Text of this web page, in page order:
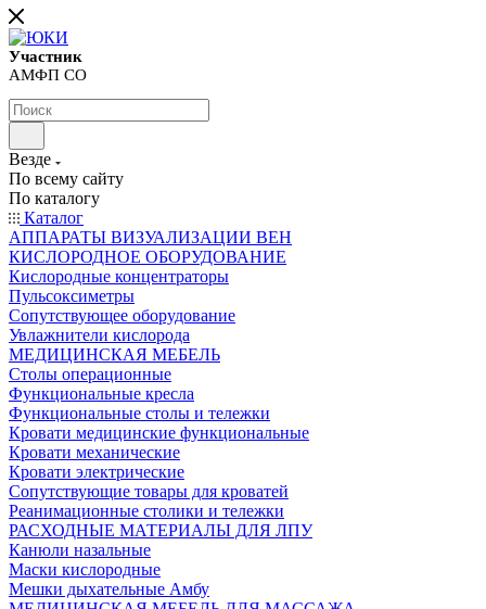
Участник
АМФП СО
Везде
По всему сайту
По каталогу
Каталог
АППАРАТЫ ВИЗУАЛИЗАЦИИ ВЕН
КИСЛОРОДНОЕ ОБОРУДОВАНИЕ
Кислородные концентраторы
Пульсоксиметры
Сопутствующее оборудование
Увлажнители кислорода
МЕДИЦИНСКАЯ МЕБЕЛЬ
Столы операционные
Функциональные кресла
Функциональные столы и тележки
Кровати медицинские функциональные
Кровати механические
Кровати электрические
Сопутствующие товары для кроватей
Реанимационные столики и тележки
РАСХОДНЫЕ МАТЕРИАЛЫ ДЛЯ ЛПУ
Канюли назальные
Маски кислородные
Мешки дыхательные Амбу